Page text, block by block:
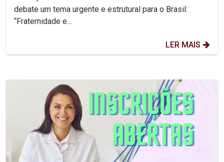
debate um tema urgente e estrutural para o Brasil:
“Fraternidade e...
LER MAIS